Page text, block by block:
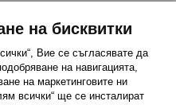
на бисквитки
Вие се съгласявате да
на навигацията,
на маркетинговите ни
всички“ ще се инсталират